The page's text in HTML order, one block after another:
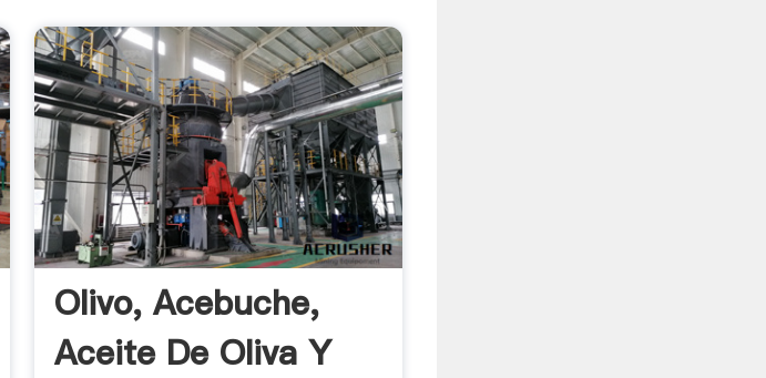
Olivo, Acebuche,
Aceite De Oliva Y